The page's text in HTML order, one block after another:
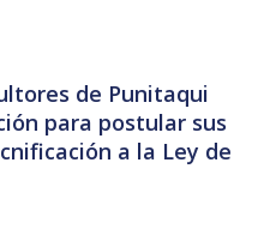
de Punitaqui
para postular sus
a la Ley de